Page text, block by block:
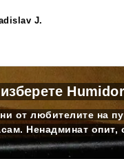
J.
от любителите на
Ненадминат опит,